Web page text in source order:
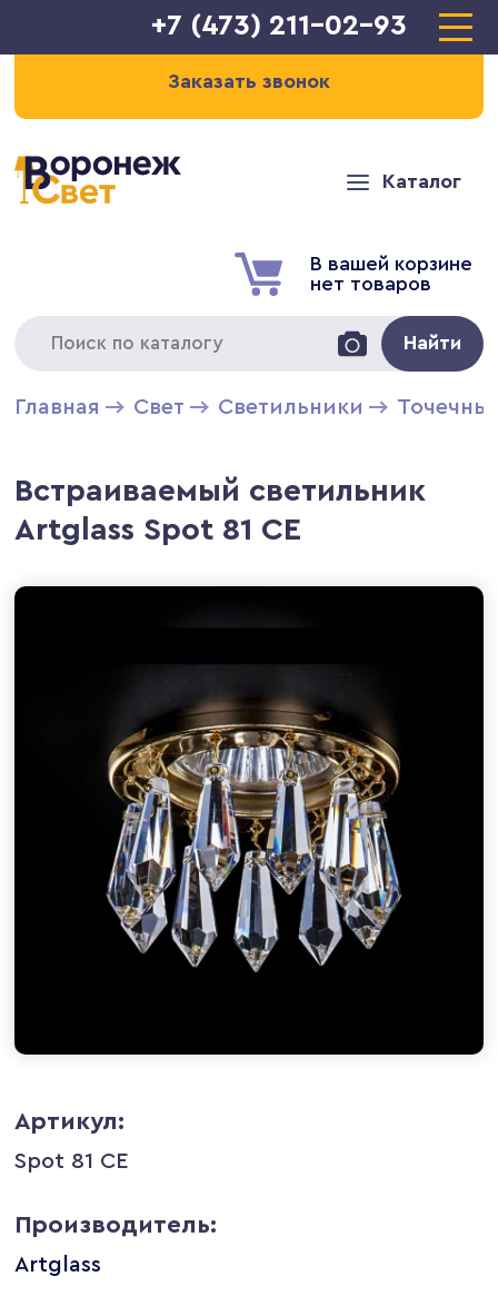
+7 (473) 211-02-93
Заказать звонок
Каталог
В вашей корзине
нет товаров
Найти
Главная Свет Светильники
Встраиваемый светильник
Artglass Spot 81 CE
Артикул:
Spot 81 CE
Производитель:
Artglass